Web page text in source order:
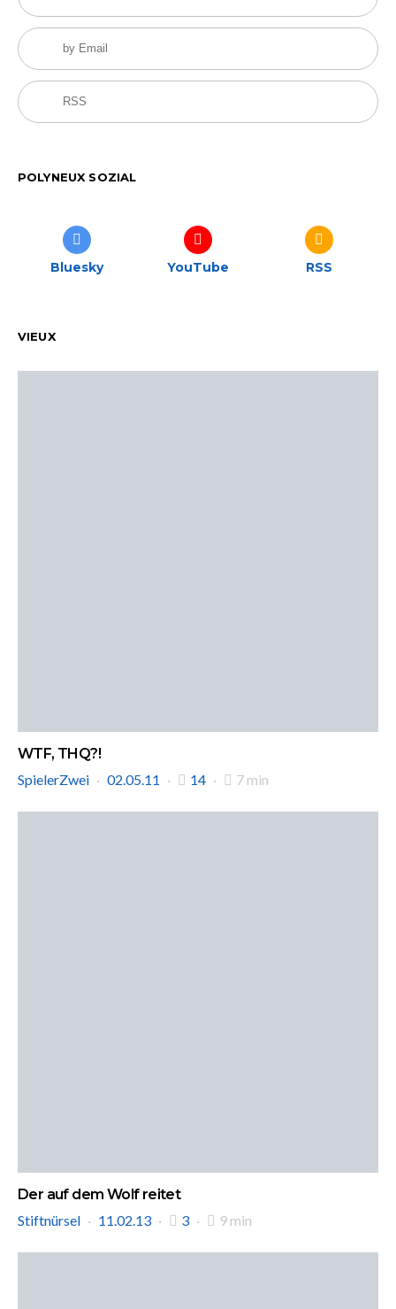
by Email
RSS
POLYNEUX SOZIAL
Bluesky YouTube RSS
VIEUX
WTF, THQ?!
SpielerZwei
02.05.11 14 7 min
Der auf dem Wolf reitet
Stiftnürsel
11.02.13 3 9 min